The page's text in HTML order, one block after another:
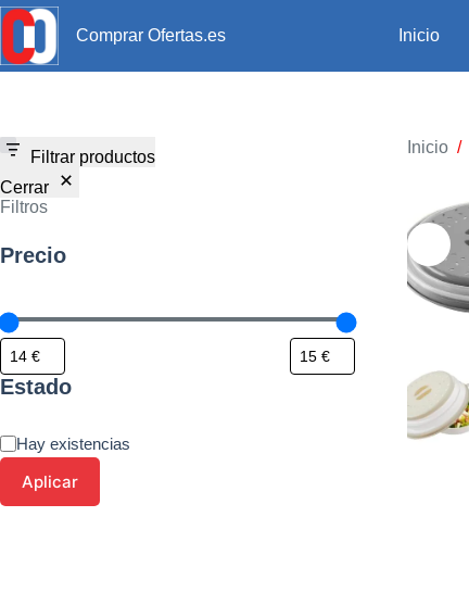
Comprar Ofertas.es Inicio
Inicio /
Filtrar productos
Cerrar
Filtros
Precio
Estado
Hay existencias
Aplicar